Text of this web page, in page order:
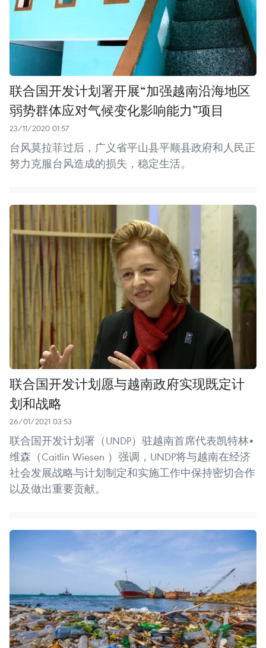
联合国开发计划署开展“加强越南沿海地区
弱势群体应对气候变化影响能力”项目
23/11/2020 01:57
台风莫拉菲过后，广义省平山县平顺县政府和人民正
努力克服台风造成的损失，稳定生活。
联合国开发计划愿与越南政府实现既定计
划和战略
26/01/2021 03:53
联合国开发计划署（UNDP）驻越南首席代表凯特林•
维森（Caitlin Wiesen ）强调，UNDP将与越南在经济
社会发展战略与计划制定和实施工作中保持密切合作
以及做出重要贡献。